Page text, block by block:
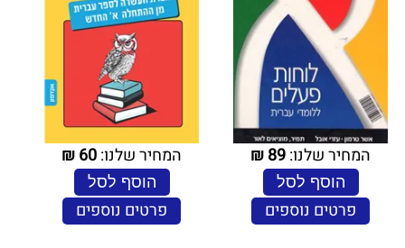
המחיר שלנו:89
₪
הוסף לסל
פרטים נוספים
המחיר שלנו:60
₪
הוסף לסל
פרטים נוספים